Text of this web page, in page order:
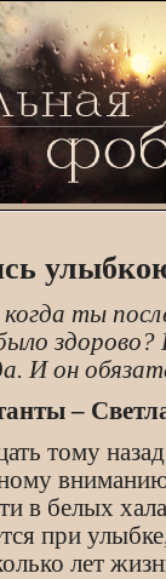
ты
И он
–
тому
в белых
при
лет